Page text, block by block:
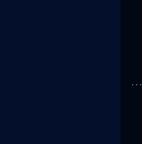
ASD Seravezza Pozzi Calcio